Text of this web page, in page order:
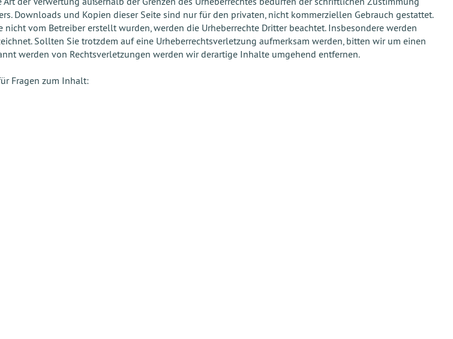
Downloads und Kopien dieser Seite sind nur für den privaten, nicht kommerziellen Gebrauch gestattet.
vom Betreiber erstellt wurden, werden die Urheberrechte Dritter beachtet. Insbesondere werden
Sollten Sie trotzdem auf eine Urheberrechtsverletzung aufmerksam werden, bitten wir um einen
werden von Rechtsverletzungen werden wir derartige Inhalte umgehend entfernen.
Fragen zum Inhalt: